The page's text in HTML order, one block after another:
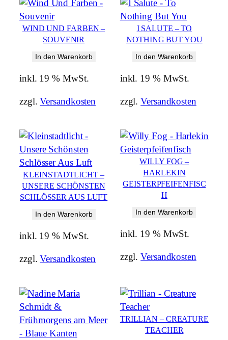
WIND UND FARBEN –
SOUVENIR
In den Warenkorb
inkl. 19 % MwSt.
zzgl.Versandkosten
I SALUTE – TO
NOTHING BUT YOU
In den Warenkorb
inkl. 19 % MwSt.
zzgl.Versandkosten
KLEINSTADTLICHT –
UNSERE SCHÖNSTEN
SCHLÖSSER AUS LUFT
In den Warenkorb
inkl. 19 % MwSt.
zzgl.Versandkosten
WILLY FOG –
HARLEKIN
GEISTERPFEIFENFISC
H
In den Warenkorb
inkl. 19 % MwSt.
zzgl.Versandkosten
TRILLIAN – CREATURE
TEACHER